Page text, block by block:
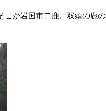
が岩国市二鹿。双頭の鹿の